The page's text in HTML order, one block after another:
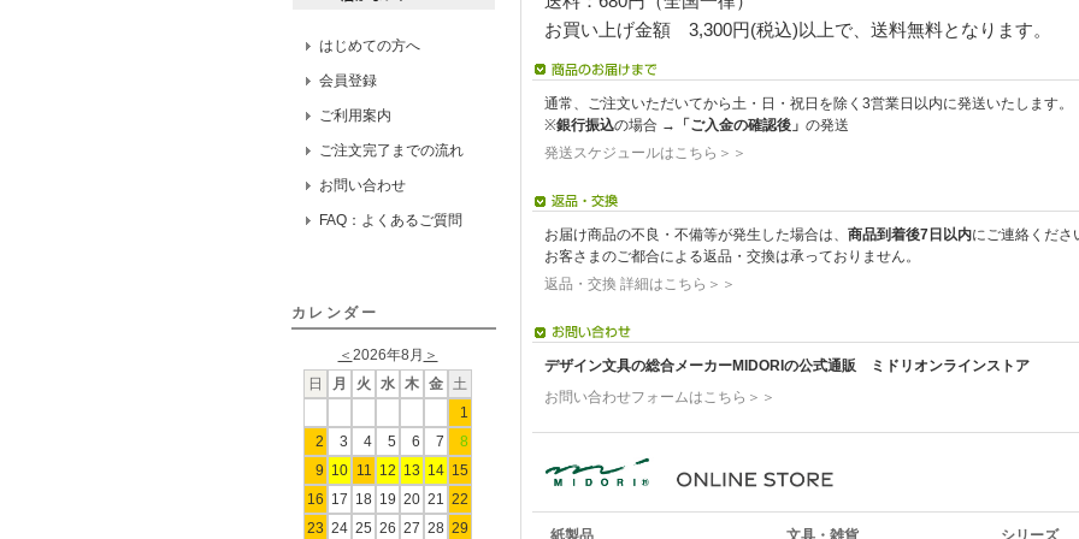
はじめての方へ
会員登録
ご利用案内
ご注文完了までの流れ
お問い合わせ
FAQ：よくあるご質問
カレンダー
＜ 2026年8月 ＞
日
月 火 水 木 金
土
1
2
3 4 5 6 7
8
9 10 11 12 13 14 15
16 17 18 19 20 21
22
23 24 25 26 27 28 29
お買い上げ金額 3,300円(税込)以上で、送料無料となります。
通常、ご注文いただいてから土・日・祝日を除く3営業日以内に発送いたします。
※銀行振込の場合 → 「ご入金の確認後」 の発送
発送スケジュールはこちら＞＞
お届け商品の不良・不備等が発生した場合は、 商品到着後7日以内にご連絡くださ
お客さまのご都合による返品・交換は承っておりません。
返品・交換 詳細はこちら＞＞
デザイン文具の総合メーカーMIDORIの公式通販 ミドリオンラインストア
お問い合わせフォームはこちら＞＞
紙製品 文具・雑貨 シリーズ